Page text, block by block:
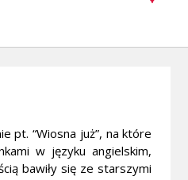
pt. “Wiosna już”, na które
w języku angielskim,
bawiły się ze starszymi